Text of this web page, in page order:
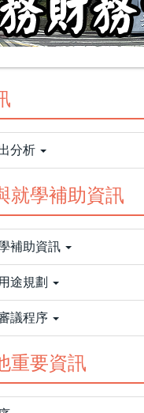
分析
就學補助資訊
補助資訊
途規劃
議程序
重要資訊